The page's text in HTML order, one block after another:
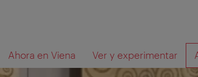
la
navegación
contenido
Ahora en Viena Ver y experimentar
Qué
está
buscando?